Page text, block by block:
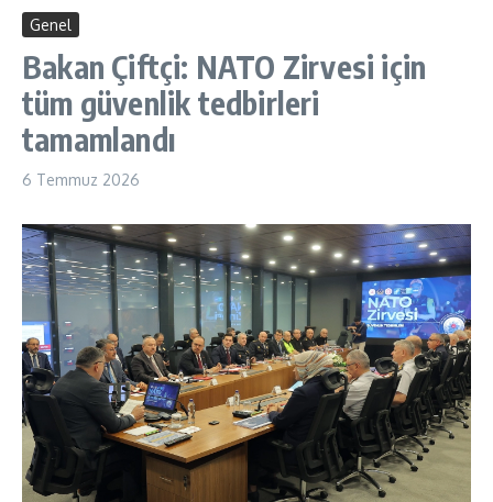
Genel
Bakan Çiftçi: NATO Zirvesi için
tüm güvenlik tedbirleri
tamamlandı
6 Temmuz 2026